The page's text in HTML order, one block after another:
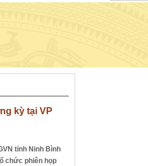
kỳ tại VP
tỉnh Ninh Bình
chức phiên họp